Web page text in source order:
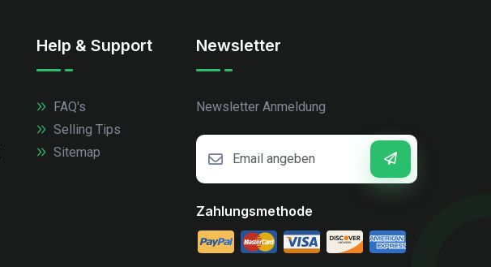
Help & Support
FAQ's
Selling Tips
Sitemap
Newsletter
Newsletter Anmeldung
Zahlungsmethode